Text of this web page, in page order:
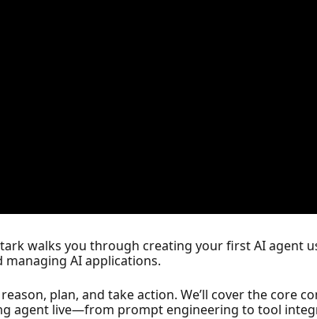
walks you through creating your first AI agent
AI applications.
plan, and take action. We’ll cover the core
agent live—from prompt engineering to tool